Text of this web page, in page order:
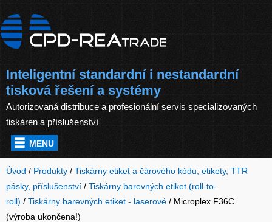
Inteligentní standardní i nestandardní
tisková řešení a systémy
Autorizovaná distribuce a profesionální servis specializovaných
tiskáren a příslušenství
MENU
Úvod / Produkty / Tiskárny etiket a čárového kódu, etikety, TTR
pásky, příslušenství / Tiskárny barevných etiket (roll-to-
roll) / Tiskárny barevných etiket - laserové / Microplex F36C
(výroba ukončena!)